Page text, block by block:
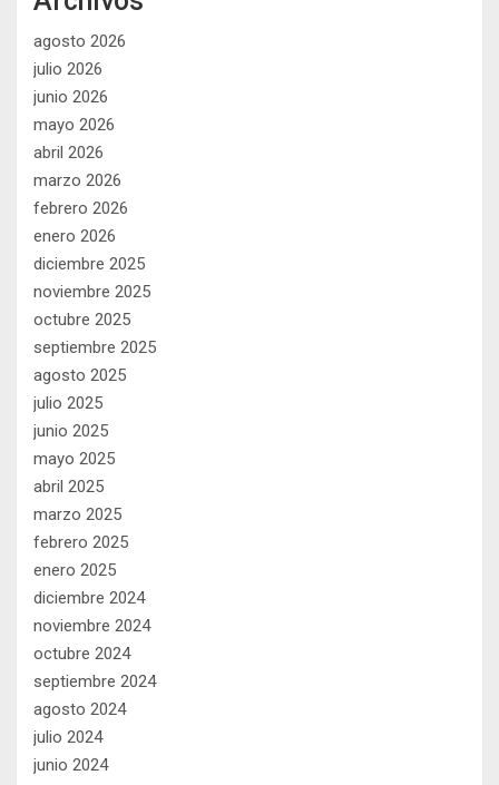
agosto 2026
julio 2026
junio 2026
mayo 2026
abril 2026
marzo 2026
febrero 2026
enero 2026
diciembre 2025
noviembre 2025
octubre 2025
septiembre 2025
agosto 2025
julio 2025
junio 2025
mayo 2025
abril 2025
marzo 2025
febrero 2025
enero 2025
diciembre 2024
noviembre 2024
octubre 2024
septiembre 2024
agosto 2024
julio 2024
junio 2024